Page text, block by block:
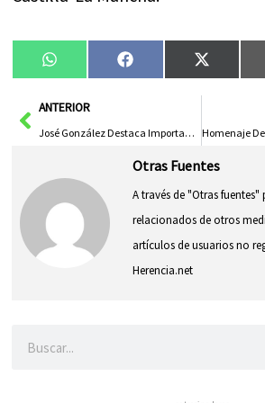
Compartir
en
WhatsAppCompartir
en
Facebook
en
X
AntANTERIOR
José González Destaca Importancia del Comercio Local en ‘Zona de Moda’ y Reafirma Apoyo de la Diputación
Otras Fuentes
A través de "Otras
relacionados de otros
artículos de usuarios no
Herencia.net